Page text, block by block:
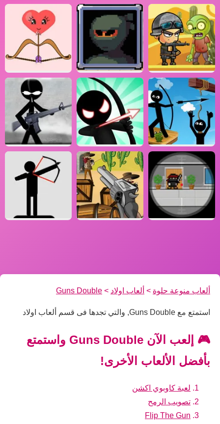
ألعاب منوعة حلوة > ألعاب اولاد >
Guns Double
استمتع مع Guns Double, والتي تجدها فى قسم ألعاب اولاد
🎮 إلعب الآن Guns Double واستمتع
بأفضل الألعاب الأخرى!
لعبة كاوبوي اكشن
تصويب الرمح
Flip The Gun